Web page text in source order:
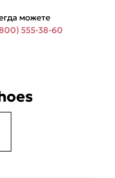
₽
можете
555-38-60